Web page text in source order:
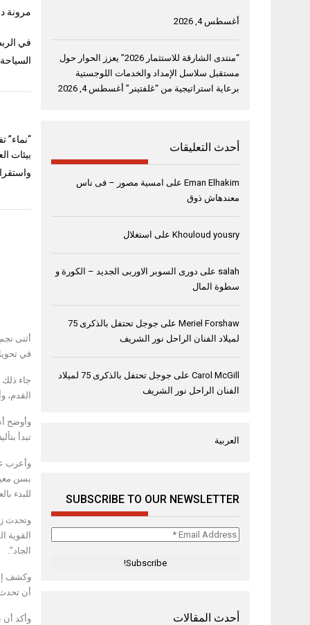
مرونة
في
السياحة
“نماء”
بيئات
أثنى
في
وأوضح
تبدأ
وأعرب
للبدء
وتحدث
القوية
الجاد”.
وكشف
أن
وأكد أن
أغسطس 4, 2026
“منتدى الشارقة للاستثمار 2026” يعزز الحوار حول
مستقبل سلاسل الإمداد والخدمات اللوجستية
برعاية استراتيجية من “غلفتينر” أغسطس 4, 2026
أحدث التعليقات
Eman Elhakim على امسية مصور – فى ناس
معندهاش ذوق
Khouloud yousry على استغلال
salah على دورى السوبر الاوربى الجديد – الكورة و
سطوة المال
Meriel Forshaw على
جوجل تحتفل بالذكرى 75
لميلاد الفنان الراحل نور الشريف
Carol McGill على
جوجل تحتفل بالذكرى 75 لميلاد
الفنان الراحل نور الشريف
العربية
SUBSCRIBE TO OUR NEWSLETTER
Email
أحدث المقالات